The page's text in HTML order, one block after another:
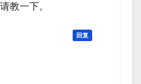
教一下。
回复